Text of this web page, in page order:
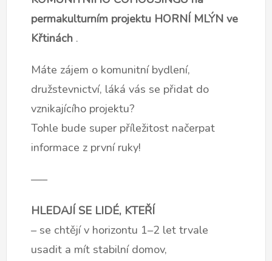
permakulturním projektu HORNÍ MLÝN ve
Křtinách.
Máte zájem o komunitní bydlení,
družstevnictví, láká vás se přidat do
vznikajícího projektu?
Tohle bude super příležitost načerpat
informace z první ruky!
—–
HLEDAJÍ SE LIDÉ, KTEŘÍ
– se chtějí v horizontu 1–2 let trvale
usadit a mít stabilní domov,